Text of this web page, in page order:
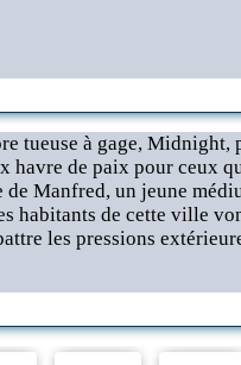
tueuse à gage,
havre de paix pour ceux
Manfred, un jeune
habitants de cette ville
les pressions